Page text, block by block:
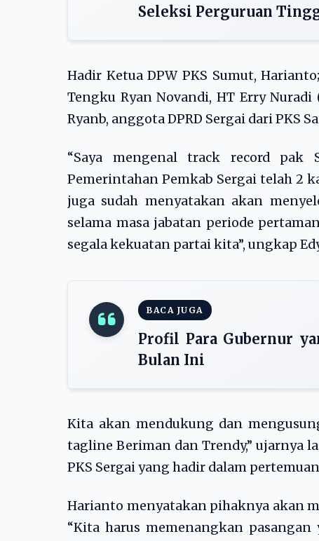
Seleksi Perguruan
Hadir Ketua DPW PKS Sumut,
Tengku Ryan Novandi, HT Erry
Ryanb, anggota DPRD Sergai dari PKS
“Saya mengenal track record pak
Pemerintahan Pemkab Sergai telah 2
juga sudah menyatakan akan
selama masa jabatan periode
segala kekuatan partai kita”, ungkap
BACA JUGA
Profil Para Gubernur
Bulan Ini
Kita akan mendukung dan
tagline Beriman dan Trendy,” ujarnya
PKS Sergai yang hadir dalam
Harianto menyatakan pihaknya akan
“Kita harus memenangkan